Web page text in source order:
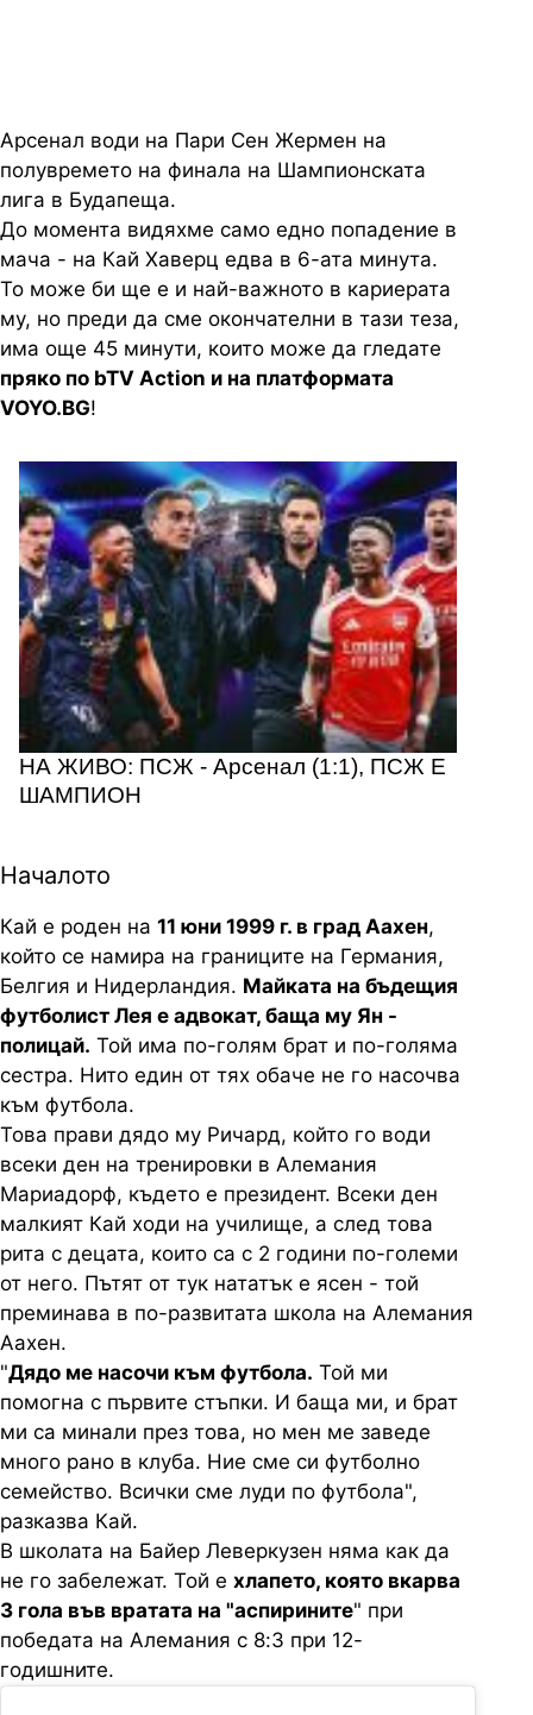
Арсенал води на Пари Сен Жермен на
полувремето на финала на Шампионската
лига в Будапеща.
До момента видяхме само едно попадение в
мача - на Кай Хаверц едва в 6-ата минута.
То може би ще е и най-важното в кариерата
му, но преди да сме окончателни в тази теза,
има още 45 минути, които може да гледате
пряко по bTV Action и на платформата
VOYO.BG!
НА ЖИВО: ПСЖ - Арсенал (1:1), ПСЖ Е
ШАМПИОН
Началото
Кай е роден на 11 юни 1999 г. в град Аахен,
който се намира на границите на Германия,
Белгия и Нидерландия. Майката на бъдещия
футболист Лея е адвокат, баща му Ян -
полицай. Той има по-голям брат и по-голяма
сестра. Нито един от тях обаче не го насочва
към футбола.
Това прави дядо му Ричард, който го води
всеки ден на тренировки в Алемания
Мариадорф, където е президент. Всеки ден
малкият Кай ходи на училище, а след това
рита с децата, които са с 2 години по-големи
от него. Пътят от тук нататък е ясен - той
преминава в по-развитата школа на Алемания
Аахен.
"Дядо ме насочи към футбола. Той ми
помогна с първите стъпки. И баща ми, и брат
ми са минали през това, но мен ме заведе
много рано в клуба. Ние сме си футболно
семейство. Всички сме луди по футбола",
разказва Кай.
В школата на Байер Леверкузен няма как да
не го забележат. Той е хлапето, която вкарва
3 гола във вратата на "аспирините" при
победата на Алемания с 8:3 при 12-
годишните.